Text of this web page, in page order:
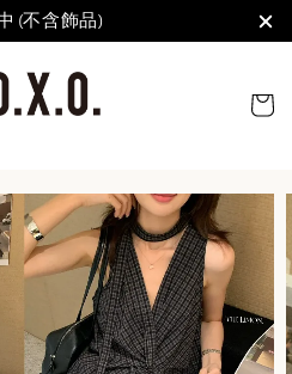
(不含飾品)